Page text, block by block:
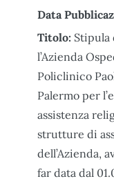
Data
Titolo: Stipula
l’Azienda
Policlinico
Palermo per
assistenza
strutture di
dell’Azienda,
far data dal